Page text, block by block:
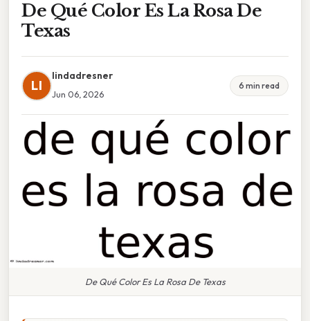
De Qué Color Es La Rosa De
Texas
LI
lindadresner
Jun 06, 2026
6 min read
De Qué Color Es La Rosa De Texas